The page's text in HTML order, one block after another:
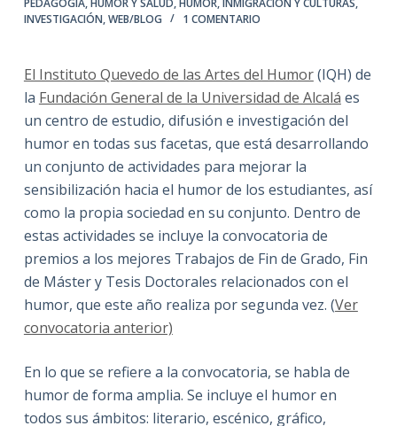
e
d
o
PEDAGOGÍA,HUMOR Y SALUD,HUMOR, INMIGRACIÓN Y CULTURAS,
INVESTIGACIÓN,WEB/BLOG 1 COMENTARIO
El Instituto Quevedo de las Artes del Humor(IQH) de
la Fundación General de la Universidad de Alcalá es
un centro de estudio, difusión e investigación del
humor en todas sus facetas, que está desarrollando
un conjunto de actividades para mejorar la
sensibilización hacia el humor de los estudiantes, así
como la propia sociedad en su conjunto. Dentro de
estas actividades se incluye la convocatoria de
premios a los mejores Trabajos de Fin de Grado, Fin
de Máster y Tesis Doctorales relacionados con el
humor, que este año realiza por segunda vez. (Ver
convocatoria anterior)
En lo que se refiere a la convocatoria, se habla de
humor de forma amplia. Se incluye el humor en
todos sus ámbitos: literario, escénico, gráfico,